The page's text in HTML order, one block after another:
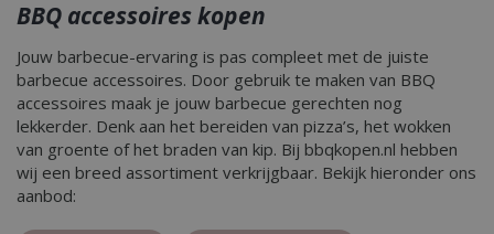
BBQ accessoires kopen
Jouw barbecue-ervaring is pas compleet met de juiste
barbecue accessoires. Door gebruik te maken van BBQ
accessoires maak je jouw barbecue gerechten nog
lekkerder. Denk aan het bereiden van pizza’s, het wokken
van groente of het braden van kip. Bij bbqkopen.nl hebben
wij een breed assortiment verkrijgbaar. Bekijk hieronder ons
aanbod: